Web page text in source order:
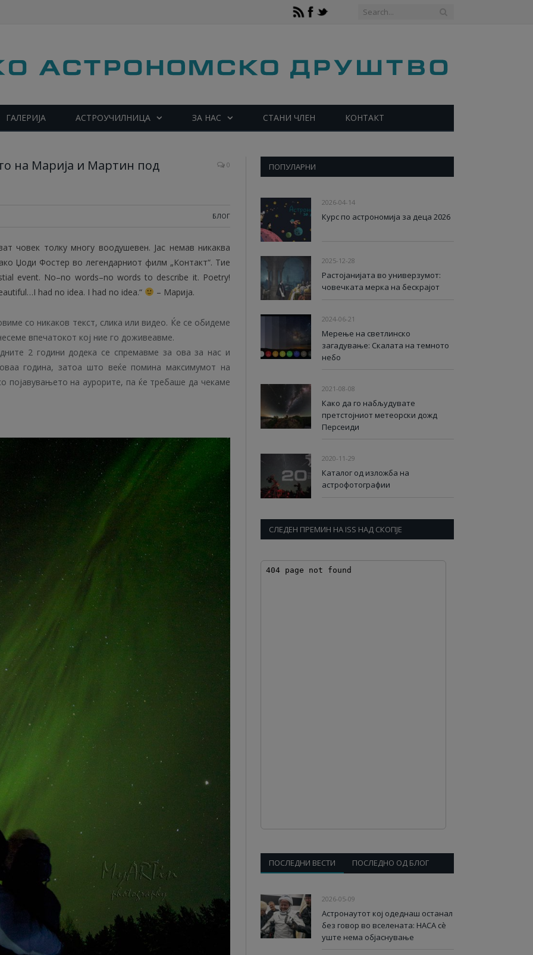
ГАЛЕРИЈА АСТРОУЧИЛНИЦА ЗА НАС СТАНИ ЧЛЕН КОНТАКТ
на Марија и Мартин под 0
БЛОГ
човек толку многу воодушевен. Јас немав никаква
Џоди Фостер во легендарниот филм „Контакт“. Тие
event. No–no words–no words to describe it. Poetry!
had no idea. I had no idea.“
– Марија.
со никаков текст, слика или видео. Ќе се обидеме
впечатокот кој ние го доживеавме.
2 години додека се спремавме за ова за нас и
година, затоа што веќе помина максимумот на
појавувањето на аурорите, па ќе требаше да чекаме
ПОПУЛАРНИ
2026-04-14
Курс по астрономија за деца 2026
2025-12-28
Растојанијата во универзумот:
човечката мерка на бескрајот
2024-06-21
Мерење на светлинско
загадување: Скалата на темното
небо
2021-08-08
Како да го набљудувате
претстојниот метеорски дожд
Персеиди
2020-11-29
Каталог од изложба на
астрофотографии
СЛЕДЕН ПРЕМИН НА ISS НАД СКОПЈЕ
ПОСЛЕДНИ ВЕСТИ ПОСЛЕДНО ОД БЛОГ
2026-05-09
Астронаутот кој одеднаш останал
без говор во вселената: НАСА сè
уште нема објаснување